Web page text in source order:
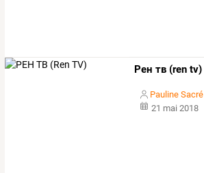
Рен тв (ren tv)
Pauline Sacré
21 mai 2018